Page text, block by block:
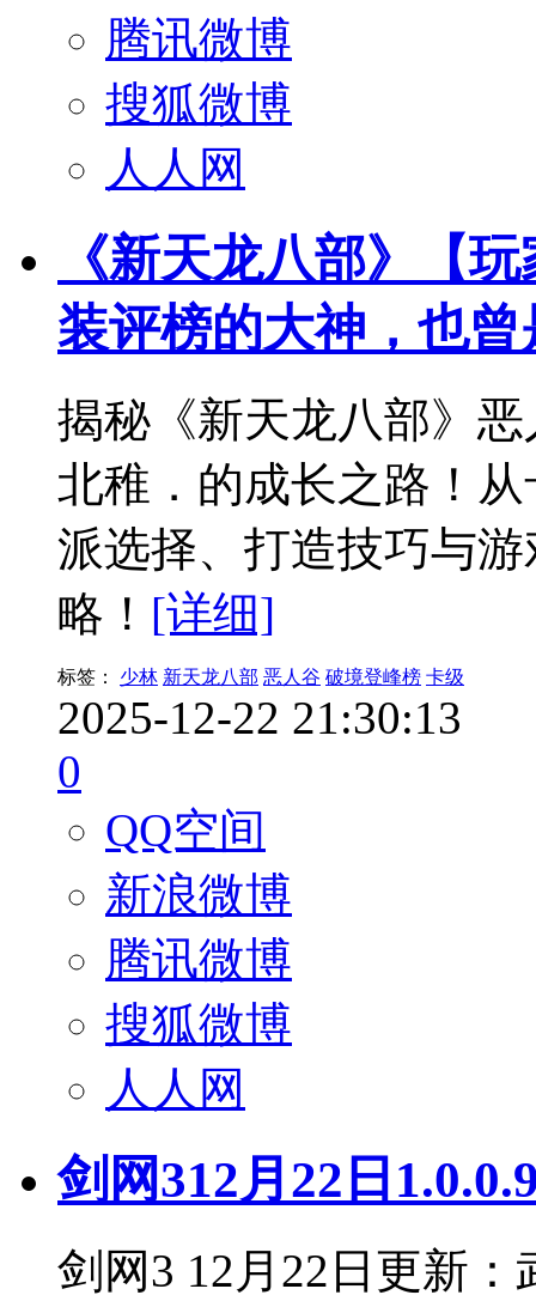
腾讯微博
搜狐微博
人人网
《新天龙八部》【
装评榜的大神，也
揭秘《新天龙八部》
北稚．的成长之路！
派选择、打造技巧与
略！ [详细]
标签： 少林 新天龙八部 恶人谷 破境登峰榜 卡级
2025-12-22 21:30:13
0
QQ空间
新浪微博
腾讯微博
搜狐微博
人人网
剑网312月22日
剑网3 12月22日更新